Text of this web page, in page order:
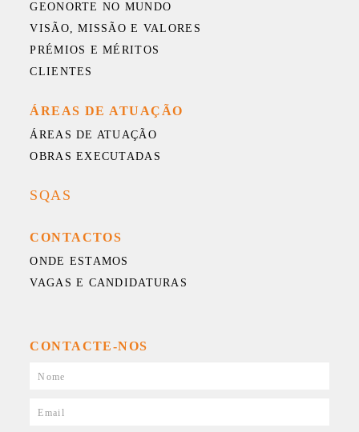
GEONORTE NO MUNDO
VISÃO, MISSÃO E VALORES
PRÉMIOS E MÉRITOS
CLIENTES
ÁREAS DE ATUAÇÃO
ÁREAS DE ATUAÇÃO
OBRAS EXECUTADAS
SQAS
CONTACTOS
ONDE ESTAMOS
VAGAS E CANDIDATURAS
CONTACTE-NOS